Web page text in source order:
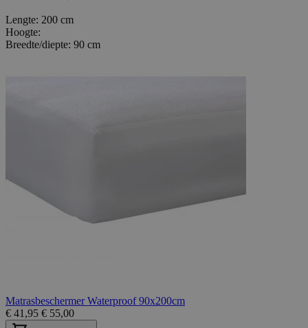
Lengte: 200 cm
Hoogte:
Breedte/diepte: 90 cm
Matrasbeschermer Waterproof 90x200cm
€ 41,95 € 55,00